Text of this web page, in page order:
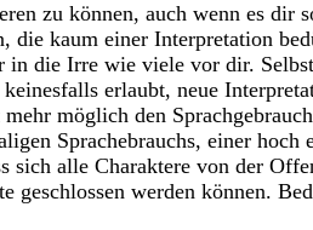
zu können, auch wenn es dir
kaum einer Interpretation
die Irre wie viele vor dir.
erlaubt, neue
möglich den
Sprachebrauchs, einer
alle Charaktere von der
geschlossen werden können.